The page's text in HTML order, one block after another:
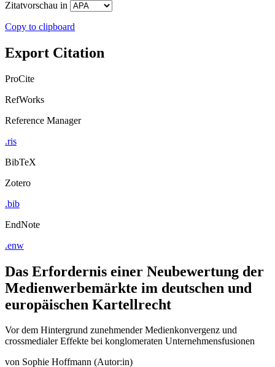
Export Citation
Das Erfordernis einer Neubewertung der
Medienwerbemärkte im deutschen und
europäischen Kartellrecht
Vor dem Hintergrund zunehmender Medienkonvergenz und